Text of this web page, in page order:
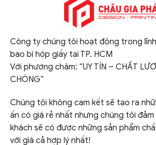
Công ty chúng tôi hoạt động trong
bao bì hộp giấy tại TP. HCM
Với phương châm: “UY TÍN – CHẤT
CHÓNG”
Chúng tôi không cam kết sẽ tạo ra
ấn có giá rẻ nhất nhưng chúng tôi
khách sẽ có được những sản phẩm
với giá cả hợp lý nhất!